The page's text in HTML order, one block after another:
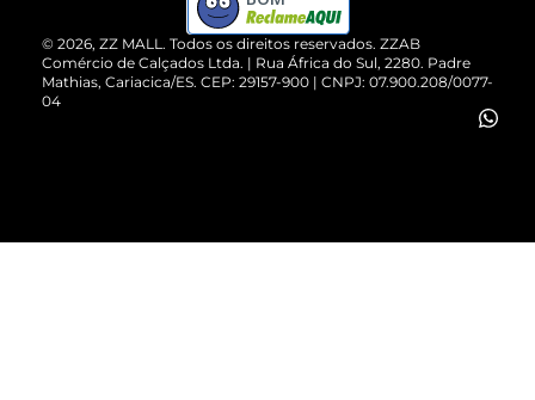
Cartão Presente
Vendas Corporativas
© 2026, ZZ MALL. Todos os direitos reservados. ZZAB
Comércio de Calçados Ltda. | Rua África do Sul, 2280. Padre
Mathias, Cariacica/ES. CEP: 29157-900 | CNPJ: 07.900.208/0077-
04